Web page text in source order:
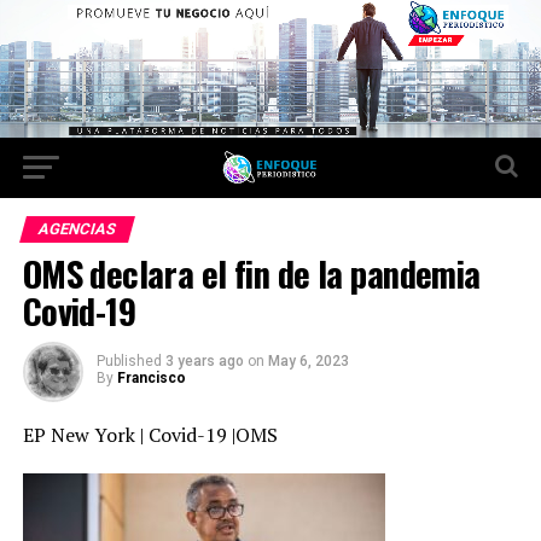
AGENCIAS
OMS declara el fin de la pandemia
Covid-19
Published 3 years ago on May 6, 2023
By Francisco
EP New York | Covid-19 |OMS